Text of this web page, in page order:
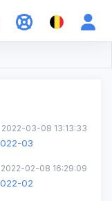
2022-03-08 13:13:33
03
2022-02-08 16:29:09
02